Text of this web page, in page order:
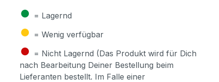
● = Lagernd
● = Wenig verfügbar
● = Nicht Lagernd (Das Produkt wird für Dich
nach Bearbeitung Deiner Bestellung beim
Lieferanten bestellt. Im Falle einer